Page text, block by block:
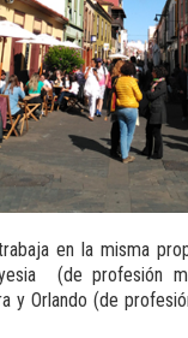
en la misma
(de profesión
y Orlando (de